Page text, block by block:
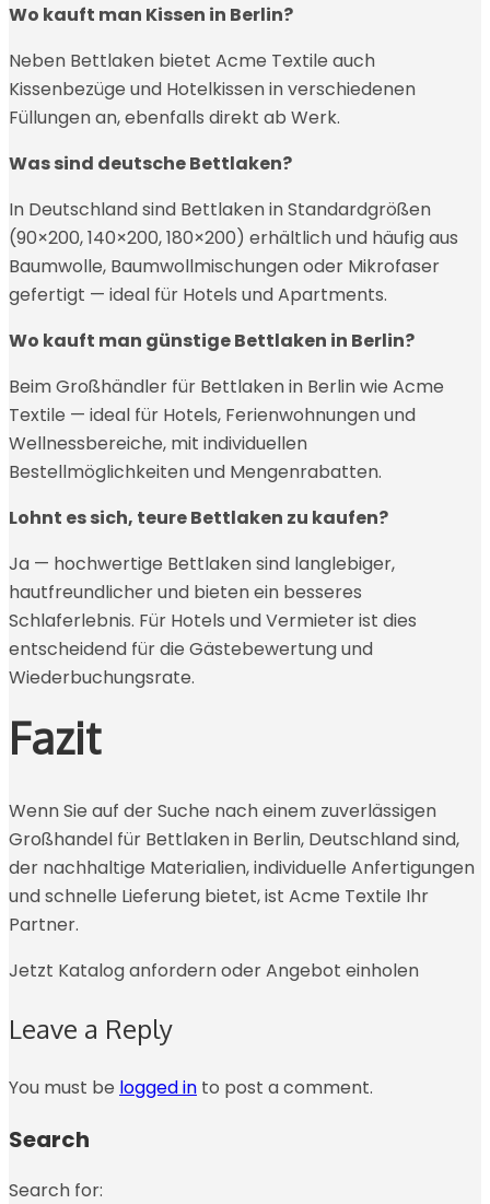
Wo kauft man Kissen in Berlin?
Neben Bettlaken bietet Acme Textile auch
Kissenbezüge und Hotelkissen in verschiedenen
Füllungen an, ebenfalls direkt ab Werk.
Was sind deutsche Bettlaken?
In Deutschland sind Bettlaken in Standardgrößen
(90×200, 140×200, 180×200) erhältlich und häufig aus
Baumwolle, Baumwollmischungen oder Mikrofaser
gefertigt — ideal für Hotels und Apartments.
Wo kauft man günstige Bettlaken in Berlin?
Beim Großhändler für Bettlaken in Berlin wie Acme
Textile — ideal für Hotels, Ferienwohnungen und
Wellnessbereiche, mit individuellen
Bestellmöglichkeiten und Mengenrabatten.
Lohnt es sich, teure Bettlaken zu kaufen?
Ja — hochwertige Bettlaken sind langlebiger,
hautfreundlicher und bieten ein besseres
Schlaferlebnis. Für Hotels und Vermieter ist dies
entscheidend für die Gästebewertung und
Wiederbuchungsrate.
Fazit
Wenn Sie auf der Suche nach einem zuverlässigen
Großhandel für Bettlaken in Berlin, Deutschland sind,
der nachhaltige Materialien, individuelle Anfertigungen
und schnelle Lieferung bietet, ist Acme Textile Ihr
Partner.
Jetzt Katalog anfordern oder Angebot einholen
Leave a Reply
You must be logged in to post a comment.
Search
Search for: